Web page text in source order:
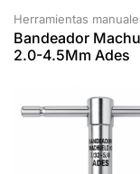
Herramientas
Bandeador
2.0-4.5Mm Ades